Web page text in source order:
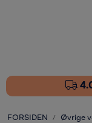
FORSIDEN Øvrige
Pleieprodukter
Sårstell